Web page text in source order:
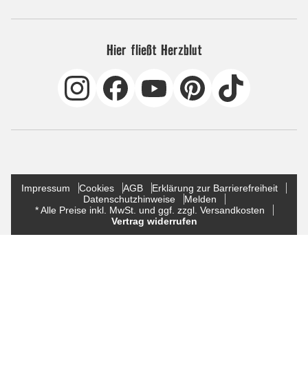
Hier fließt Herzblut
Impressum Cookies AGB
Erklärung zur Barrierefreiheit
Datenschutzhinweise
Melden
* Alle Preise inkl. MwSt. und ggf. zzgl. Versandkosten
Vertrag widerrufen